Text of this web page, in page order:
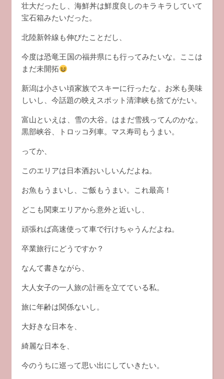
壮大だったし、海鮮丼は鮮度良しのキラキラしていて
宝石箱みたいだった。
北陸新幹線も伸びたことだし、
今度は恐竜王国の福井県にも行ってみたいな。ここは
まだ未開拓
新潟は小さい頃家族でスキーに行ったな。お米も美味
しいし、今話題の映えスポット清津峡も捨てがたい。
富山といえは、雪の大谷。はまだ雪残ってんのかな。
黒部峡谷、トロッコ列車。マス寿司もうまい。
ってか、
このエリアは日本酒おいしいんだよね。
お魚もうまいし、ご飯もうまい。これ最高！
どこも関東エリアから意外と近いし、
頑張れば高速使って車で行けちゃうんだよね。
卒業旅行にどうですか？
なんて書きながら、
大人女子の一人旅の計画を立てている私。
旅に年齢は関係ないし。
大好きな日本を、
綺麗な日本を、
今のうちに巡って思い出にしていきたい。